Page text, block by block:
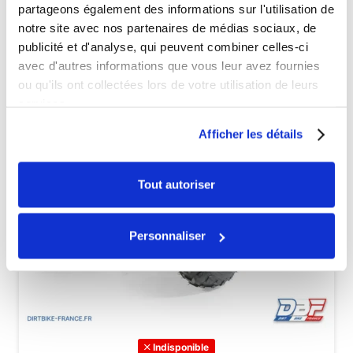
partageons également des informations sur l'utilisation de
notre site avec nos partenaires de médias sociaux, de
publicité et d'analyse, qui peuvent combiner celles-ci
avec d'autres informations que vous leur avez fournies
ou qu'ils ont collectées lors de votre utilisation de leurs
Afficher les détails
Tout autoriser
Personnaliser
Indisponible